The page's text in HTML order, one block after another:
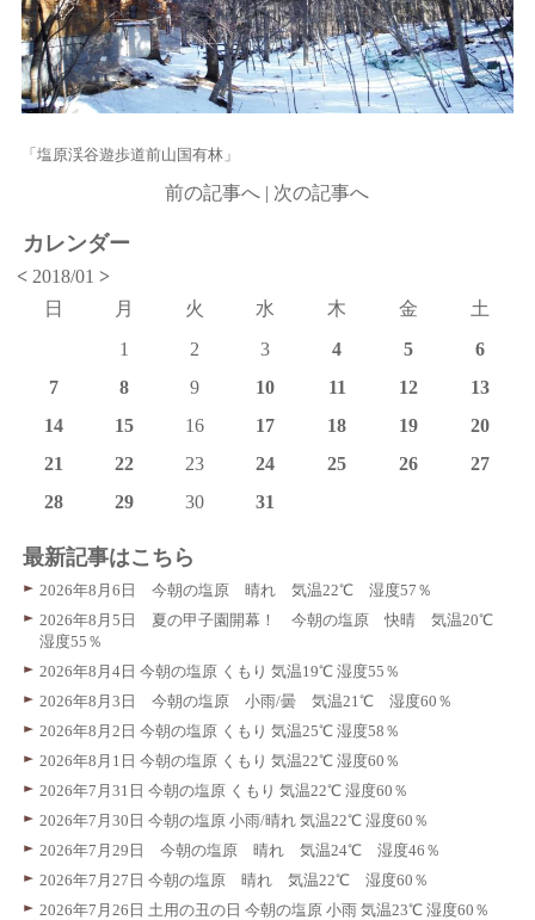
「塩原渓谷遊歩道前山国有林」
前の記事へ | 次の記事へ
カレンダー
< 2018/01>
日
月 火 水 木 金
土
1
2 3 4 5
6
7
8 9 10 11 12
13
14
15 16 17 18 19
20
21
22 23 24 25 26
27
28
29 30 31
最新記事はこちら
2026年8月6日 今朝の塩原 晴れ 気温22℃ 湿度57％
2026年8月5日 夏の甲子園開幕！ 今朝の塩原 快晴 気温20℃
湿度55％
2026年8月4日 今朝の塩原 くもり 気温19℃ 湿度55％
2026年8月3日 今朝の塩原 小雨/曇 気温21℃ 湿度60％
2026年8月2日 今朝の塩原 くもり 気温25℃ 湿度58％
2026年8月1日 今朝の塩原 くもり 気温22℃ 湿度60％
2026年7月31日 今朝の塩原 くもり 気温22℃ 湿度60％
2026年7月30日 今朝の塩原 小雨/晴れ 気温22℃ 湿度60％
2026年7月29日 今朝の塩原 晴れ 気温24℃ 湿度46％
2026年7月27日 今朝の塩原 晴れ 気温22℃ 湿度60％
2026年7月26日 土用の丑の日 今朝の塩原 小雨 気温23℃ 湿度60％